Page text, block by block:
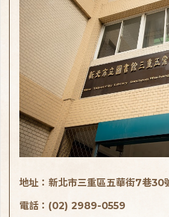
地址：新北市三重區五華街7巷30
電話：(02) 2989-0559